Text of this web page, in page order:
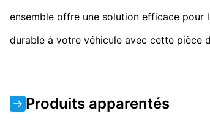
ensemble offre une solution efficace
durable à votre véhicule avec cette pièce
Produits apparentés